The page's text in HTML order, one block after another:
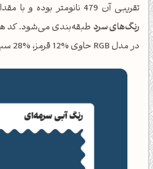
تقریبی آن 479 نانومتر بوده و با مقدار 206 درجه Hue، در خانواده
رنگ‌های سرد طبقه‌بندی می‌شود. کد
در مدل RGB حاوی %12 قرمز، %28 سبز و %41 آبی می‌باشد.